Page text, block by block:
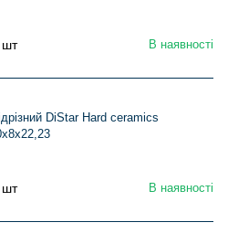
В наявності
шт
DiStar Hard ceramics
В наявності
шт